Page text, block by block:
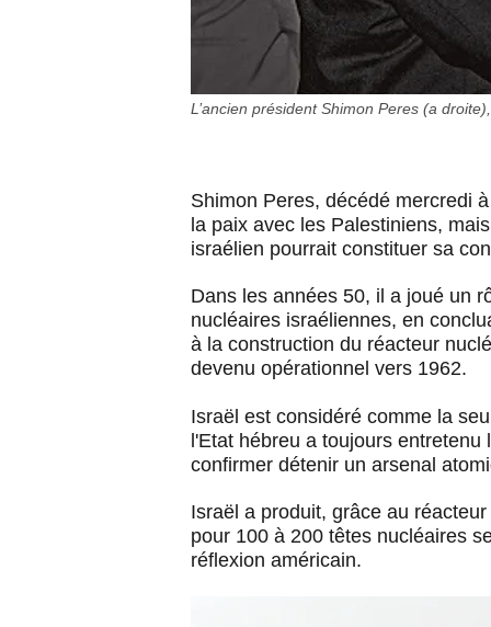
L’ancien président Shimon Peres (a
Shimon Peres, décédé mercredi
la paix avec les Palestiniens,
israélien pourrait constituer sa
Dans les années 50, il a joué un
nucléaires israéliennes, en
à la construction du réacteur
devenu opérationnel vers 1962.
Israël est considéré comme la
l'Etat hébreu a toujours
confirmer détenir un arsenal
Israël a produit, grâce au
pour 100 à 200 têtes nucléaires
réflexion américain.